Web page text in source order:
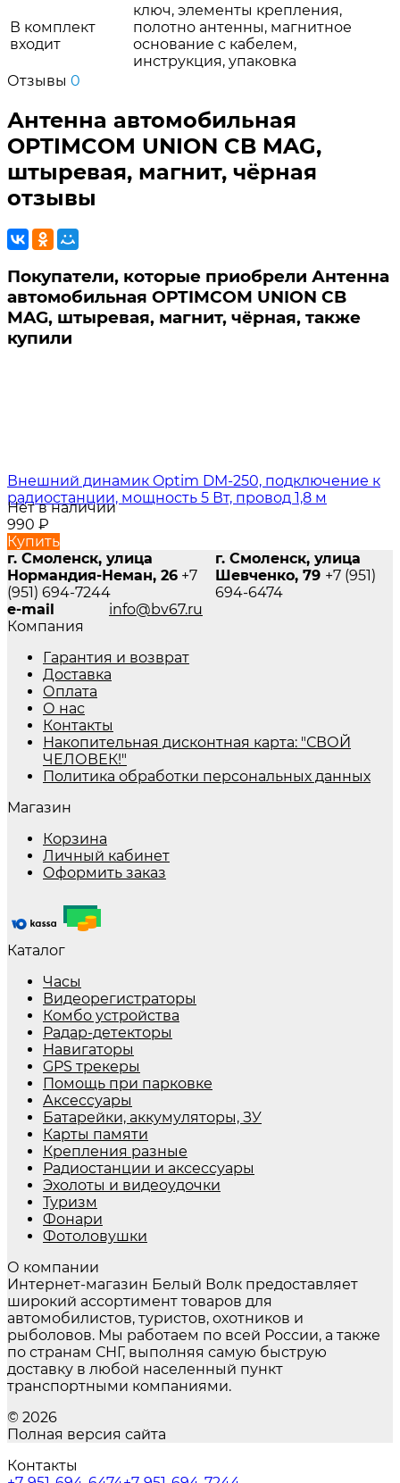
В комплект
входит
ключ, элементы крепления,
полотно антенны, магнитное
основание с кабелем,
инструкция, упаковка
Отзывы 0
Антенна автомобильная
OPTIMCOM UNION CB MAG,
штыревая, магнит, чёрная
отзывы
Покупатели, которые приобрели Антенна
автомобильная OPTIMCOM UNION CB
MAG, штыревая, магнит, чёрная, также
купили
Внешний динамик Optim DM-250, подключение к
радиостанции, мощность 5 Вт, провод 1,8 м
Нет в наличии
990 ₽
Купить
г. Смоленск, улица
Нормандия-Неман, 26 +7
(951) 694-7244
г. Смоленск, улица
Шевченко, 79 +7 (951)
694-6474
e-mail
info@bv67.ru
Компания
Гарантия и возврат
Доставка
Оплата
О нас
Контакты
Накопительная дисконтная карта: "СВОЙ
ЧЕЛОВЕК!"
Политика обработки персональных данных
Магазин
Корзина
Личный кабинет
Оформить заказ
Каталог
Часы
Видеорегистраторы
Комбо устройства
Радар-детекторы
Навигаторы
GPS трекеры
Помощь при парковке
Аксессуары
Батарейки, аккумуляторы, ЗУ
Карты памяти
Крепления разные
Радиостанции и аксессуары
Эхолоты и видеоудочки
Туризм
Фонари
Фотоловушки
О компании
Интернет-магазин Белый Волк предоставляет
широкий ассортимент товаров для
автомобилистов, туристов, охотников и
рыболовов. Мы работаем по всей России, а также
по странам СНГ, выполняя самую быструю
доставку в любой населенный пункт
транспортными компаниями.
© 2026
Полная версия сайта
Контакты